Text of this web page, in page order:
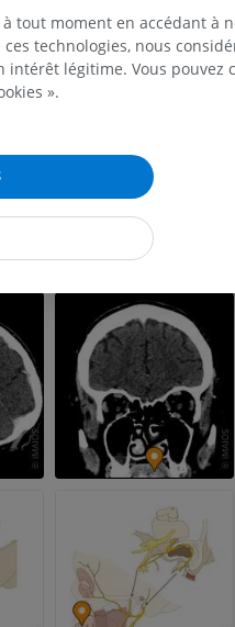
in 1918 – from
IRM de l’avant-pied
IRM
PREMIUM
inférieurs
PREMIUM
Jambe (artères et os)
Artériographie des membres
inférieurs
Angiographie
GRATUIT
tout moment en accédant à
technologies, nous
intérêt légitime. Vous pouvez
».